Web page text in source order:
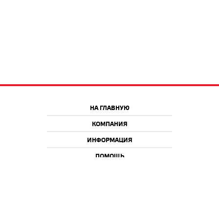
НА ГЛАВНУЮ
КОМПАНИЯ
ИНФОРМАЦИЯ
ПОМОЩЬ